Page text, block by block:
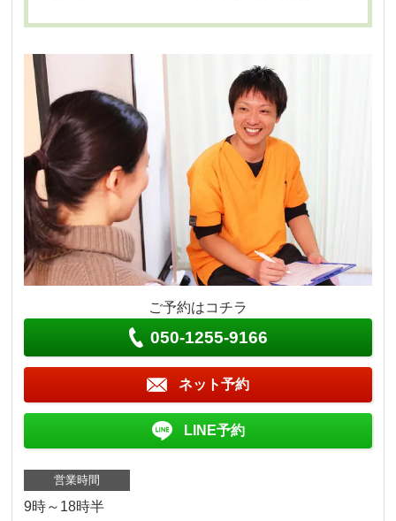
ご予約はコチラ
050-1255-9166
ネット予約
LINE予約
営業時間
9時～18時半